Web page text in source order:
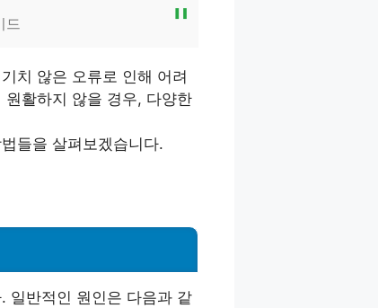
드
치 않은 오류로 인해 어려
활하지 않을 경우, 다양한
들을 살펴보겠습니다.
일반적인 원인은 다음과 같